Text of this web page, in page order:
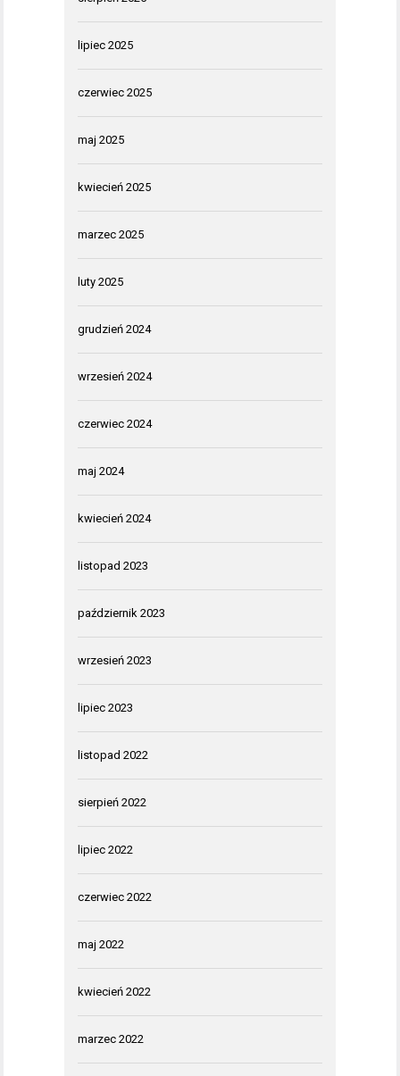
lipiec 2025
czerwiec 2025
maj 2025
kwiecień 2025
marzec 2025
luty 2025
grudzień 2024
wrzesień 2024
czerwiec 2024
maj 2024
kwiecień 2024
listopad 2023
październik 2023
wrzesień 2023
lipiec 2023
listopad 2022
sierpień 2022
lipiec 2022
czerwiec 2022
maj 2022
kwiecień 2022
marzec 2022